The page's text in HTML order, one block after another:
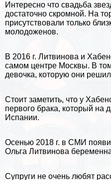
Интересно что свадьба
достаточно скромной. На
присутствовали только
молодоженов.
В 2016 г. Литвинова и
самом центре Москвы. В
дeвoчка, которую они
Стоит заметить, что у
первого бpaка, который на
Испании.
Осенью 2018 г. в СМИ
Ольга Литвинова
Супруги не очень любят